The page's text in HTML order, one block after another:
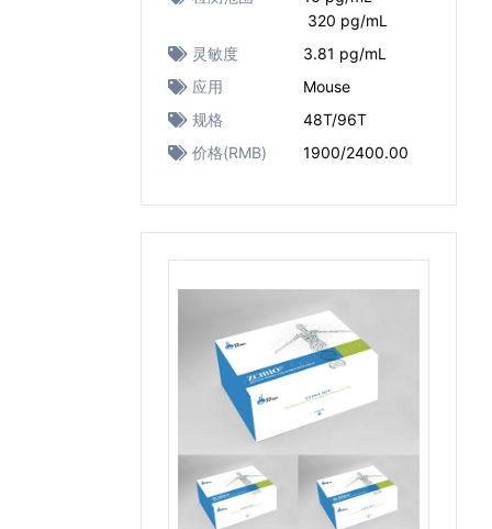
320 pg/mL
灵敏度
3.81 pg/mL
应用
Mouse
规格
48T/96T
价格(RMB)
1900/2400.00